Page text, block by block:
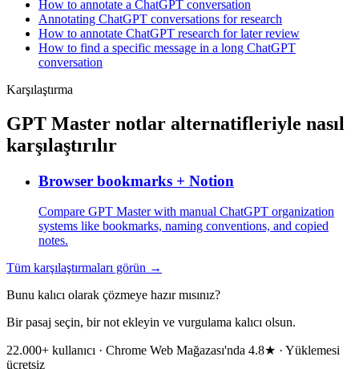
How to annotate a ChatGPT conversation
Annotating ChatGPT conversations for research
How to annotate ChatGPT research for later review
How to find a specific message in a long ChatGPT
conversation
Karşılaştırma
GPT Master notlar alternatifleriyle nasıl
karşılaştırılır
Browser bookmarks + Notion
Compare GPT Master with manual ChatGPT organization
systems like bookmarks, naming conventions, and copied
notes.
Tüm karşılaştırmaları görün →
Bunu kalıcı olarak çözmeye hazır mısınız?
Bir pasaj seçin, bir not ekleyin ve vurgulama kalıcı olsun.
22.000+ kullanıcı · Chrome Web Mağazası'nda 4.8★ · Yüklemesi
ücretsiz